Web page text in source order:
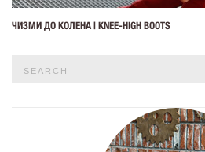
ЧИЗМИ ДО КОЛЕНА | KNEE-HIGH BOOTS